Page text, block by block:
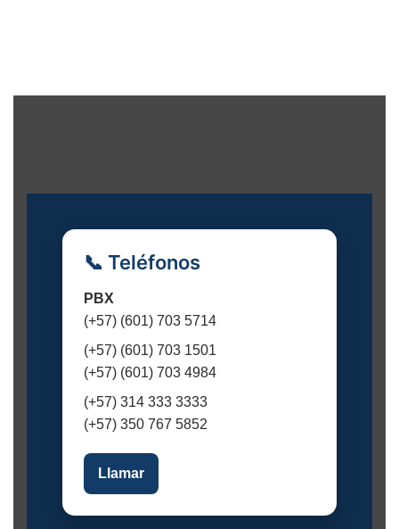
o
📞 Teléfonos
PBX
(+57) (601) 703 5714
(+57) (601) 703 1501
(+57) (601) 703 4984
(+57) 314 333 3333
(+57) 350 767 5852
Llamar